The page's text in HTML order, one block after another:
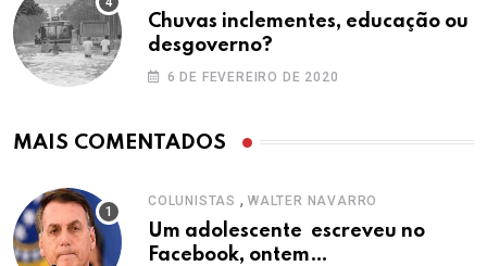
Chuvas inclementes, educação ou
desgoverno?
6 DE FEVEREIRO DE 2020
MAIS COMENTADOS
COLUNISTAS , WALTER NAVARRO
Um adolescente escreveu no
Facebook, ontem…